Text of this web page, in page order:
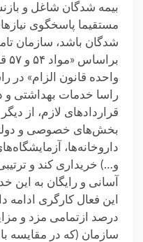
بیمه شدگان شاغل و
مستقیما پاسخگوی
شدگان باشد، سازمان
واحده قانون الزام» در
راسا خدمات بهداشتی و
قراردادهای لازم، از
بخش‌های خصوصی و دولتی
داروخانه‌ها،
و…) خریداری کند و
آسانی و رایگان به
درصد ازتمامی مزد و
سازمان (که در مقایسه